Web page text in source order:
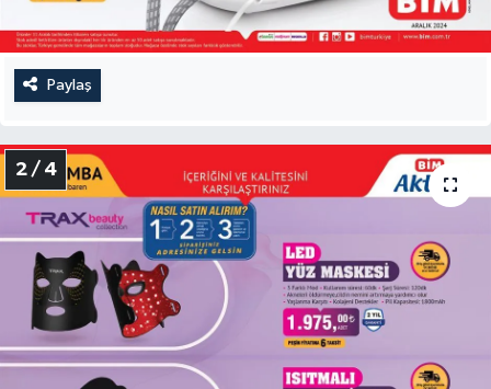
Paylaş
2 / 4